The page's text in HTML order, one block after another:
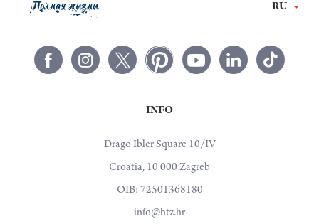
RU
INFO
Drago Ibler Square 10/IV
Croatia, 10 000 Zagreb
OIB: 72501368180
info@htz.hr